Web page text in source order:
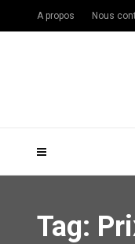
A propos Nous
Tag: